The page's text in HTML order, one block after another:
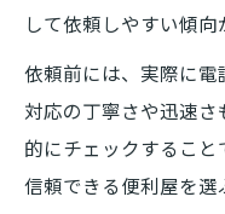
便利屋が
便利屋を
日常生活
効率的な便利
して依頼しやすい傾向
依頼前には、実際に電
対応の丁寧さや迅速
的にチェックすること
信頼できる便利屋を選